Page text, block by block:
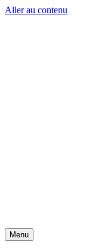
Aller au contenu
Menu